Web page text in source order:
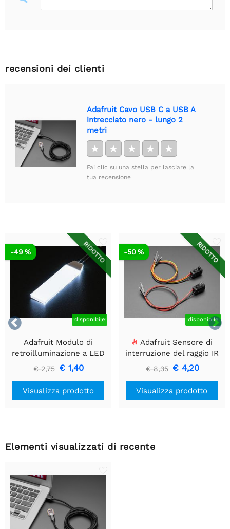
recensioni dei clienti
Adafruit Cavo USB C a USB A
intrecciato nero - lungo 2
metri
★ ★ ★ ★ ★
Fai clic su una stella per lasciare la
tua recensione


RIDOTTO
disponibile
-49 %
Adafruit Modulo di
retroilluminazione a LED
bianco - Piccolo 12 mm x
40 mm
€ 2,75 € 1,40
Visualizza prodotto
RIDOTTO
disponibile
-50 %
Adafruit Sensore di
interruzione del raggio IR
con estremità del
connettore del cavo di alta
qualità - LED da 5 mm
€ 8,35 € 4,20
Visualizza prodotto
Elementi visualizzati di recente